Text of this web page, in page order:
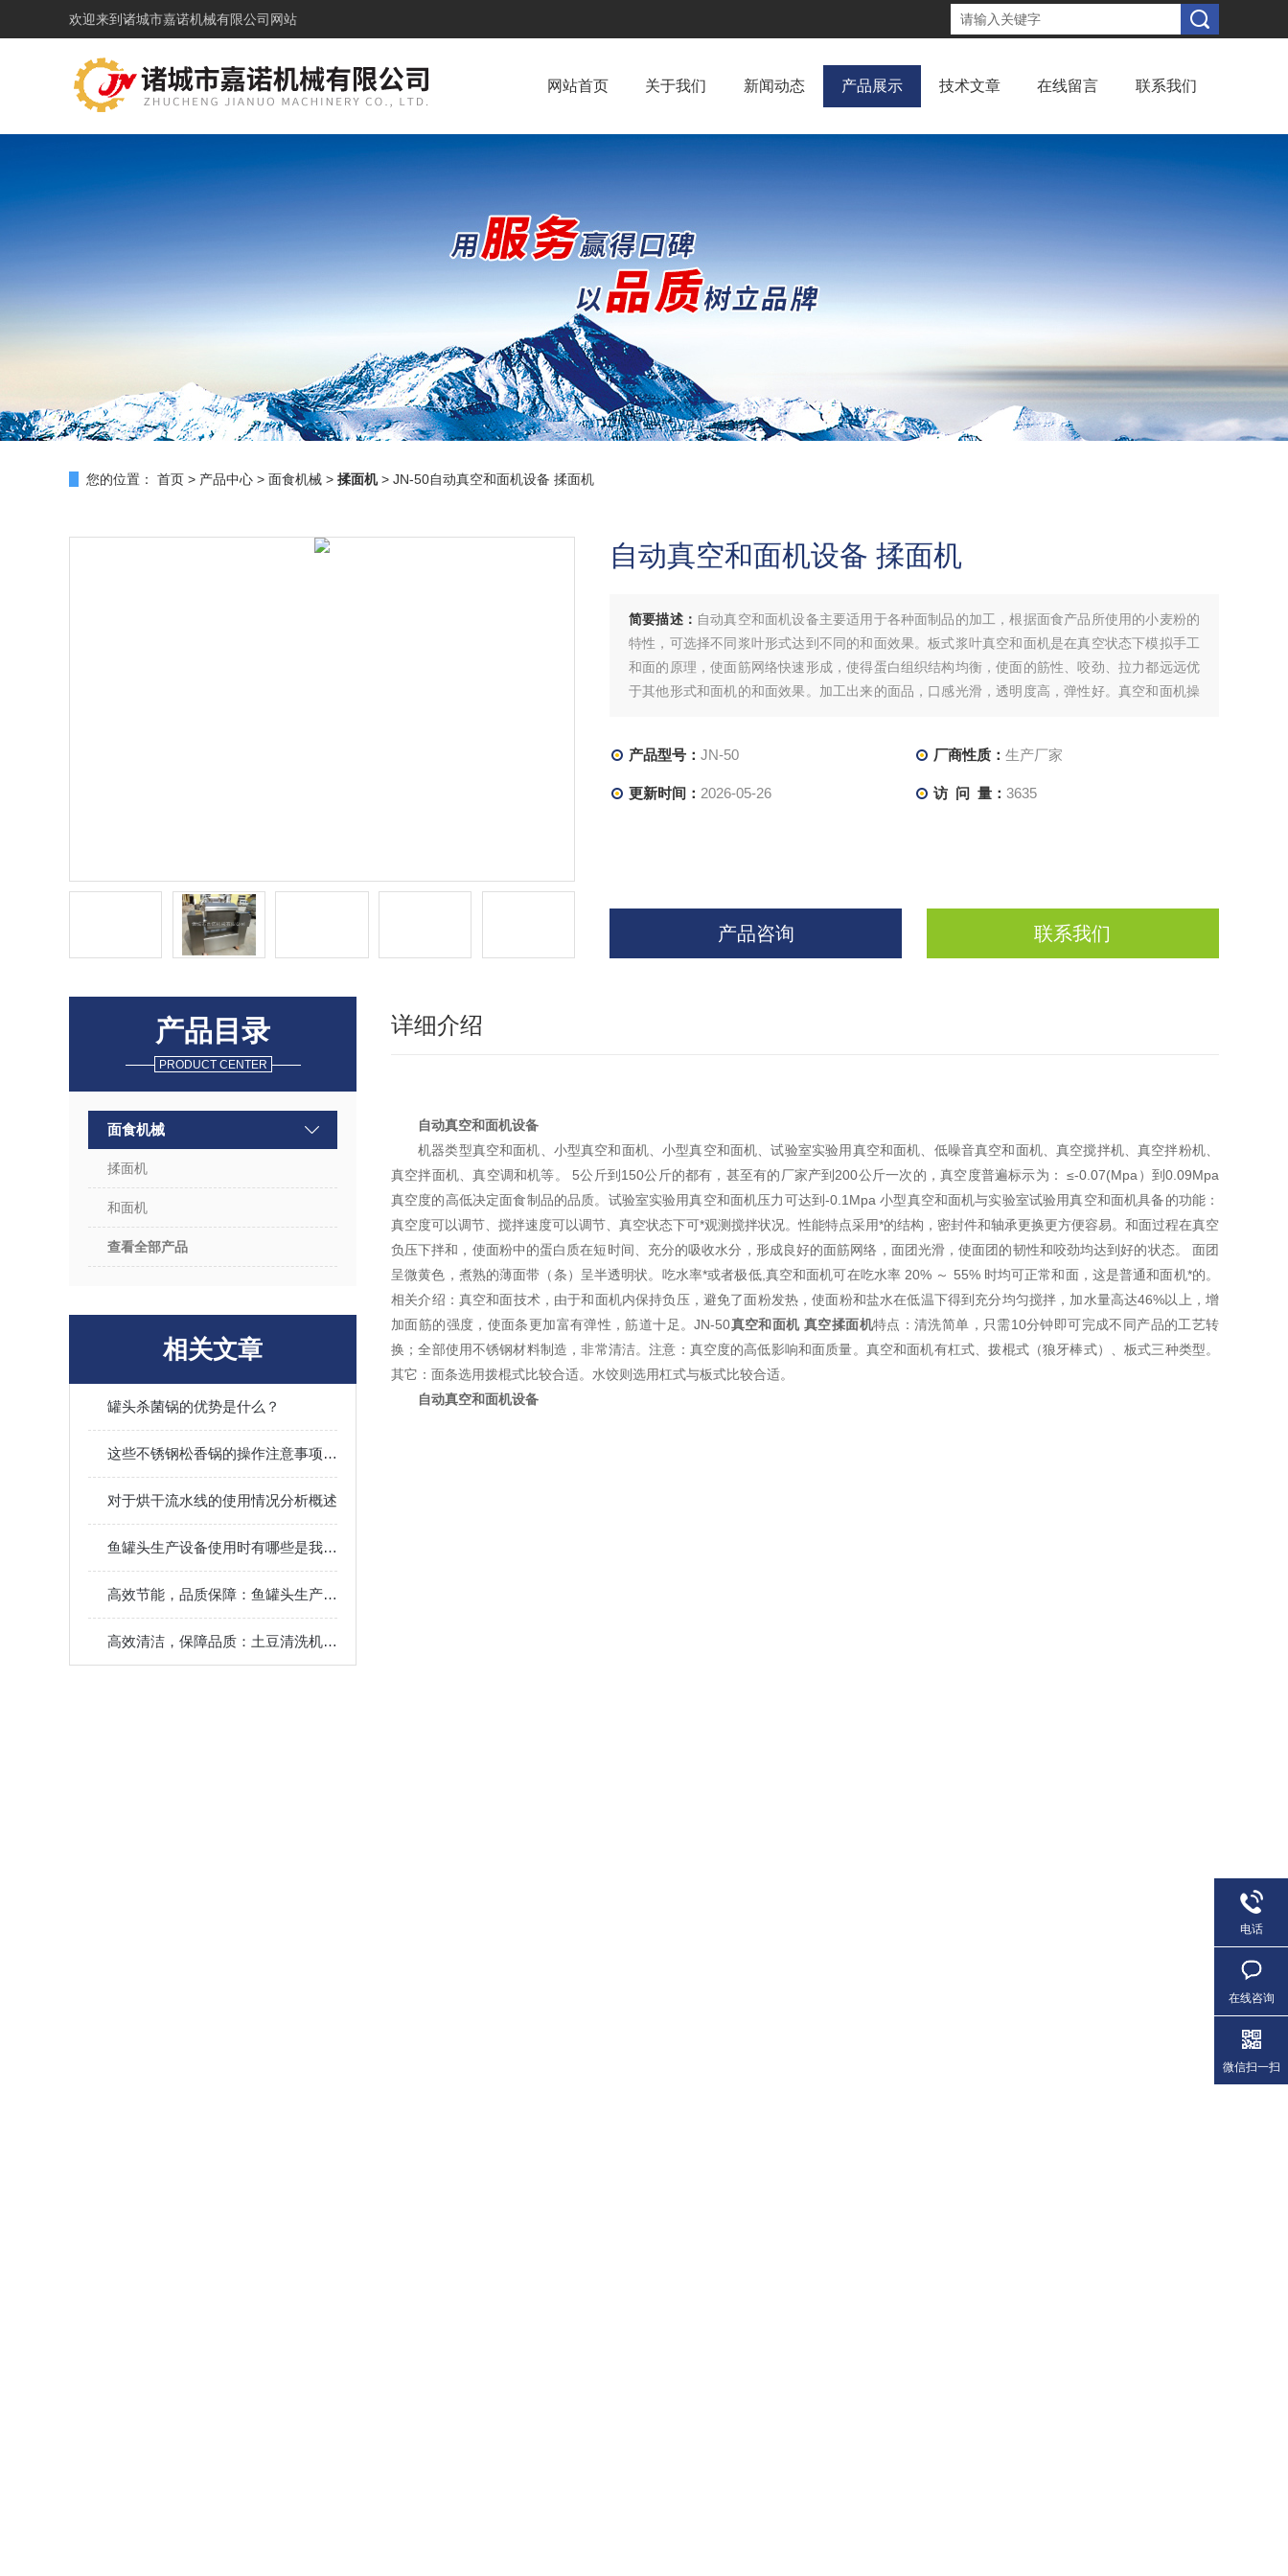
欢迎来到 诸城市嘉诺机械有限公司网站
网站首页 关于我们 新闻动态 产品展示 技术文章 在线留言 联系我们
您的位置： 首页 > 产品中心 > 面食机械 > 揉面机> JN-50自动真空和面机设备 揉面机
自动真空和面机设备 揉面机
简要描述： 自动真空和面机设备主要适用于各种面制品的加工，根据面食产品所使用的小麦粉的
特性，可选择不同浆叶形式达到不同的和面效果。板式浆叶真空和面机是在真空状态下模拟手工
和面的原理，使面筋网络快速形成，使得蛋白组织结构均衡，使面的筋性、咬劲、拉力都远远优
于其他形式和面机的和面效果。加工出来的面品，口感光滑，透明度高，弹性好。真空和面机操
产品型号： JN-50 厂商性质： 生产厂家
更新时间： 2026-05-26 访 问 量： 3635
产品咨询 联系我们
产品目录
PRODUCT CENTER
面食机械
揉面机
和面机
查看全部产品
相关文章
罐头杀菌锅的优势是什么？
这些不锈钢松香锅的操作注意事项和小窍门你知道吗？
对于烘干流水线的使用情况分析概述
鱼罐头生产设备使用时有哪些是我们需要注意的？
高效节能，品质保障：鱼罐头生产线解决方案，满足多元化市场需求
高效清洁，保障品质：土豆清洗机在农产品加工中的重要作用与选型指南
详细介绍
自动真空和面机设备
机器类型真空和面机、小型真空和面机、小型真空和面机、试验室实验用真空和面机、低噪音真空和面机、真空搅拌机、真空拌粉机、
真空拌面机、真空调和机等。 5公斤到150公斤的都有，甚至有的厂家产到200公斤一次的，真空度普遍标示为： ≤-0.07(Mpa）到0.09Mpa
真空度的高低决定面食制品的品质。试验室实验用真空和面机压力可达到-0.1Mpa 小型真空和面机与实验室试验用真空和面机具备的功能：
真空度可以调节、搅拌速度可以调节、真空状态下可*观测搅拌状况。性能特点采用*的结构，密封件和轴承更换更方便容易。和面过程在真空
负压下拌和，使面粉中的蛋白质在短时间、充分的吸收水分，形成良好的面筋网络，面团光滑，使面团的韧性和咬劲均达到好的状态。 面团
呈微黄色，煮熟的薄面带（条）呈半透明状。吃水率*或者极低,真空和面机可在吃水率 20% ～ 55% 时均可正常和面，这是普通和面机*的。
相关介绍：真空和面技术，由于和面机内保持负压，避免了面粉发热，使面粉和盐水在低温下得到充分均匀搅拌，加水量高达46%以上，增
加面筋的强度，使面条更加富有弹性，筋道十足。JN-50真空和面机 真空揉面机特点：清洗简单，只需10分钟即可完成不同产品的工艺转
换；全部使用不锈钢材料制造，非常清洁。注意：真空度的高低影响和面质量。真空和面机有杠式、拨棍式（狼牙棒式）、板式三种类型。
其它：面条选用拨棍式比较合适。水饺则选用杠式与板式比较合适。
自动真空和面机设备
电话
在线咨询
微信扫一扫